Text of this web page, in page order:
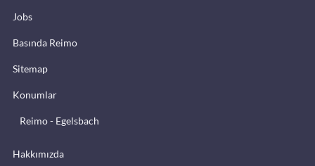
Jobs
Basında Reimo
Sitemap
Konumlar
Reimo - Egelsbach
Hakkımızda